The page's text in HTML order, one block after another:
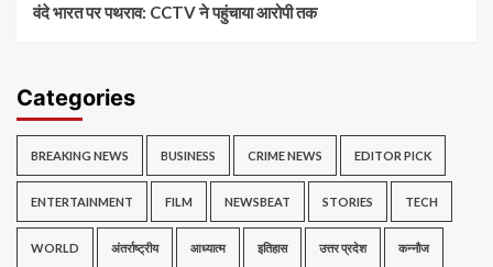
वंदे भारत पर पथराव: CCTV ने पहुंचाया आरोपी तक
Categories
BREAKING NEWS BUSINESS CRIME NEWS EDITOR PICK
ENTERTAINMENT FILM NEWSBEAT STORIES TECH
WORLD अंतर्राष्ट्रीय आध्यात्म इतिहास उत्तर प्रदेश कन्नौज